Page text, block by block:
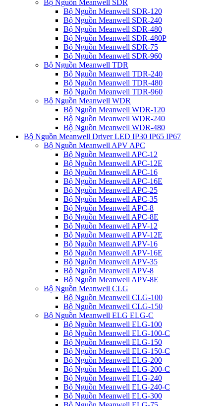
Bộ Nguồn Meanwell SDR
Bộ Nguồn Meanwell SDR-120
Bộ Nguồn Meanwell SDR-240
Bộ Nguồn Meanwell SDR-480
Bộ Nguồn Meanwell SDR-480P
Bộ Nguồn Meanwell SDR-75
Bộ Nguồn Meanwell SDR-960
Bộ Nguồn Meanwell TDR
Bộ Nguồn Meanwell TDR-240
Bộ Nguồn Meanwell TDR-480
Bộ Nguồn Meanwell TDR-960
Bộ Nguồn Meanwell WDR
Bộ Nguồn Meanwell WDR-120
Bộ Nguồn Meanwell WDR-240
Bộ Nguồn Meanwell WDR-480
Bộ Nguồn Meanwell Driver LED IP30 IP65 IP67
Bộ Nguồn Meanwell APV APC
Bộ Nguồn Meanwell APC-12
Bộ Nguồn Meanwell APC-12E
Bộ Nguồn Meanwell APC-16
Bộ Nguồn Meanwell APC-16E
Bộ Nguồn Meanwell APC-25
Bộ Nguồn Meanwell APC-35
Bộ Nguồn Meanwell APC-8
Bộ Nguồn Meanwell APC-8E
Bộ Nguồn Meanwell APV-12
Bộ Nguồn Meanwell APV-12E
Bộ Nguồn Meanwell APV-16
Bộ Nguồn Meanwell APV-16E
Bộ Nguồn Meanwell APV-35
Bộ Nguồn Meanwell APV-8
Bộ Nguồn Meanwell APV-8E
Bộ Nguồn Meanwell CLG
Bộ Nguồn Meanwell CLG-100
Bộ Nguồn Meanwell CLG-150
Bộ Nguồn Meanwell ELG ELG-C
Bộ Nguồn Meanwell ELG-100
Bộ Nguồn Meanwell ELG-100-C
Bộ Nguồn Meanwell ELG-150
Bộ Nguồn Meanwell ELG-150-C
Bộ Nguồn Meanwell ELG-200
Bộ Nguồn Meanwell ELG-200-C
Bộ Nguồn Meanwell ELG-240
Bộ Nguồn Meanwell ELG-240-C
Bộ Nguồn Meanwell ELG-300